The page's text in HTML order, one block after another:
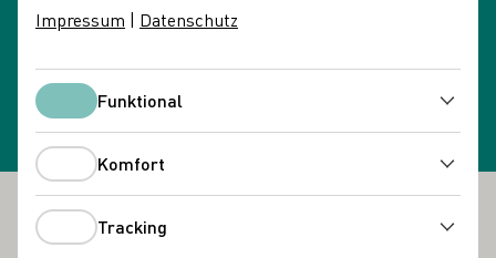
Newsletteranmeldung
Fußbereich
Das DWI
Impressum | Datenschutz
FunktionalFunktional
Komfort
Tracking